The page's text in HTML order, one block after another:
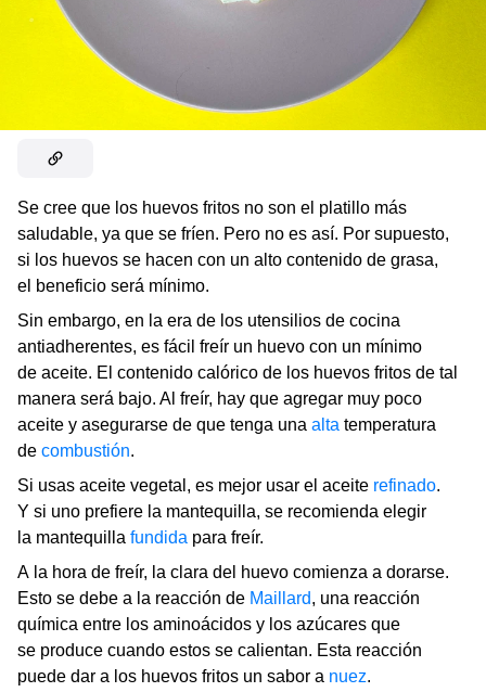
Se cree que los huevos fritos no son el platillo más
saludable, ya que se fríen. Pero no es así. Por supuesto,
si los huevos se hacen con un alto contenido de grasa,
el beneficio será mínimo.
Sin embargo, en la era de los utensilios de cocina
antiadherentes, es fácil freír un huevo con un mínimo
de aceite. El contenido calórico de los huevos fritos de tal
manera será bajo. Al freír, hay que agregar muy poco
aceite y asegurarse de que tenga una alta temperatura
de combustión.
Si usas aceite vegetal, es mejor usar el aceite refinado.
Y si uno prefiere la mantequilla, se recomienda elegir
la mantequilla fundida para freír.
A la hora de freír, la clara del huevo comienza a dorarse.
Esto se debe a la reacción de Maillard, una reacción
química entre los aminoácidos y los azúcares que
se produce cuando estos se calientan. Esta reacción
puede dar a los huevos fritos un sabor a nuez.